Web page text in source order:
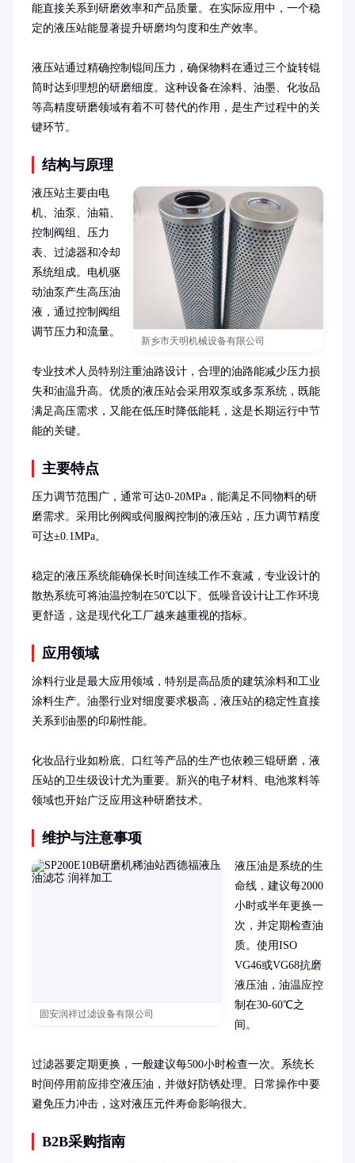
能直接关系到研磨效率和产品质量。在实际应用中，一个稳
定的液压站能显著提升研磨均匀度和生产效率。
液压站通过精确控制锟间压力，确保物料在通过三个旋转锟
筒时达到理想的研磨细度。这种设备在涂料、油墨、化妆品
等高精度研磨领域有着不可替代的作用，是生产过程中的关
键环节。
结构与原理
新乡市天明机械设备有限公司
液压站主要由电
机、油泵、油箱、
控制阀组、压力
表、过滤器和冷却
系统组成。电机驱
动油泵产生高压油
液，通过控制阀组
调节压力和流量。
专业技术人员特别注重油路设计，合理的油路能减少压力损
失和油温升高。优质的液压站会采用双泵或多泵系统，既能
满足高压需求，又能在低压时降低能耗，这是长期运行中节
能的关键。
主要特点
压力调节范围广，通常可达0-20MPa，能满足不同物料的研
磨需求。采用比例阀或伺服阀控制的液压站，压力调节精度
可达±0.1MPa。
稳定的液压系统能确保长时间连续工作不衰减，专业设计的
散热系统可将油温控制在50℃以下。低噪音设计让工作环境
更舒适，这是现代化工厂越来越重视的指标。
应用领域
涂料行业是最大应用领域，特别是高品质的建筑涂料和工业
涂料生产。油墨行业对细度要求极高，液压站的稳定性直接
关系到油墨的印刷性能。
化妆品行业如粉底、口红等产品的生产也依赖三锟研磨，液
压站的卫生级设计尤为重要。新兴的电子材料、电池浆料等
领域也开始广泛应用这种研磨技术。
维护与注意事项
固安润祥过滤设备有限公司
液压油是系统的生
命线，建议每2000
小时或半年更换一
次，并定期检查油
质。使用ISO
VG46或VG68抗磨
液压油，油温应控
制在30-60℃之
间。
过滤器要定期更换，一般建议每500小时检查一次。系统长
时间停用前应排空液压油，并做好防锈处理。日常操作中要
避免压力冲击，这对液压元件寿命影响很大。
B2B采购指南